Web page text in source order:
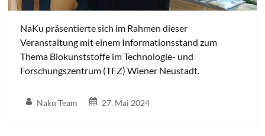
NaKu präsentierte sich im Rahmen dieser
Veranstaltung mit einem Informationsstand zum
Thema Biokunststoffe im Technologie- und
Forschungszentrum (TFZ) Wiener Neustadt.
Naku Team 27. Mai 2024